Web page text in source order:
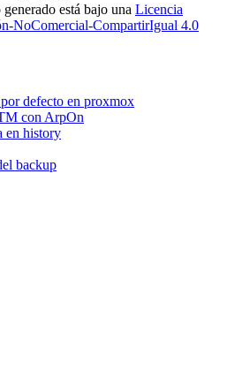
está bajo una Licencia
NoComercial-CompartirIgual 4.0
defecto en proxmox
con ArpOn
en history
backup